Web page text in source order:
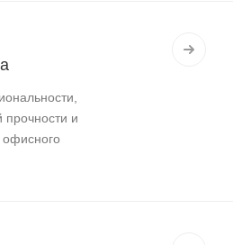
прочности и
офисного